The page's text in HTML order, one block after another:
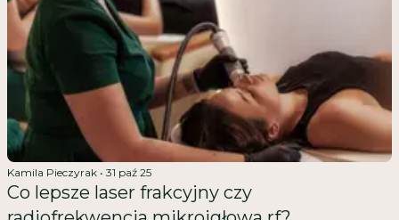
Kamila Pieczyrak • 31 paź 25
Co lepsze laser frakcyjny czy